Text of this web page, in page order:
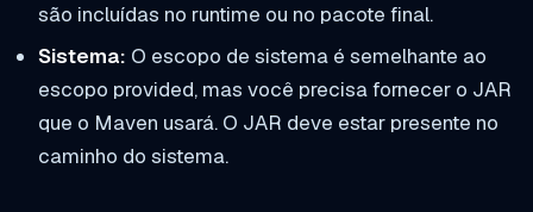
são incluídas no runtime ou no pacote final.
Sistema: O escopo de sistema é semelhante ao
escopo provided, mas você precisa fornecer o JAR
que o Maven usará. O JAR deve estar presente no
caminho do sistema.